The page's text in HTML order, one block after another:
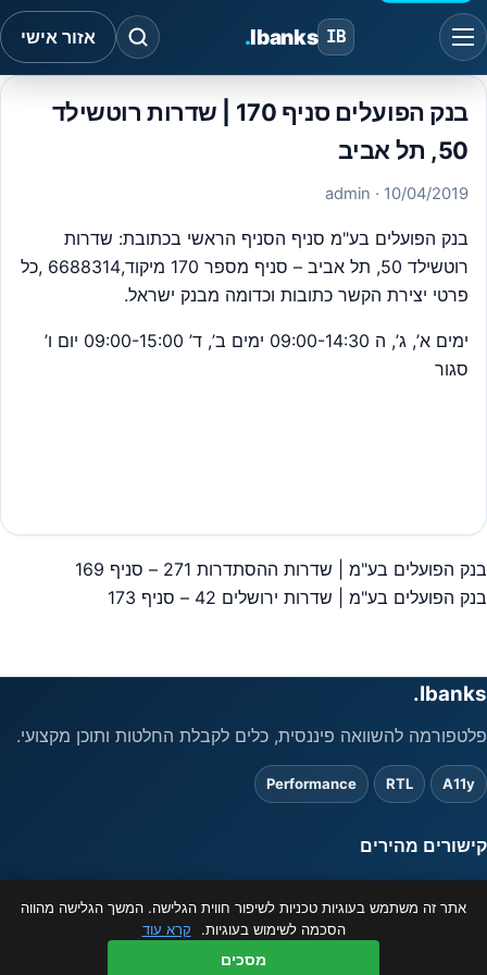
IB
Ibanks
. אזור אישי
בנק הפועלים סניף 170 | שדרות רוטשילד
50, תל אביב
10/04/2019
· admin
בנק הפועלים בע"מ סניף הסניף הראשי בכתובת: שדרות
רוטשילד 50, תל אביב – סניף מספר 170 מיקוד,6688314 ,כל
פרטי יצירת הקשר כתובות וכדומה מבנק ישראל.
ימים א’, ג’, ה 09:00-14:30 ימים ב’, ד’ 09:00-15:00 יום ו’
סגור
ניווט
בנק הפועלים בע"מ | שדרות ההסתדרות 271 – סניף 169
בנק הפועלים בע"מ | שדרות ירושלים 42 – סניף 173
Ibanks.
פלטפורמה להשוואה פיננסית, כלים לקבלת החלטות ותוכן מקצועי.
A11y
RTL
Performance
קישורים מהירים
משפטי
אתר זה משתמש בעוגיות טכניות לשיפור חווית הגלישה. המשך הגלישה מהווה
הסכמה לשימוש בעוגיות.
קרא עוד
מסכים